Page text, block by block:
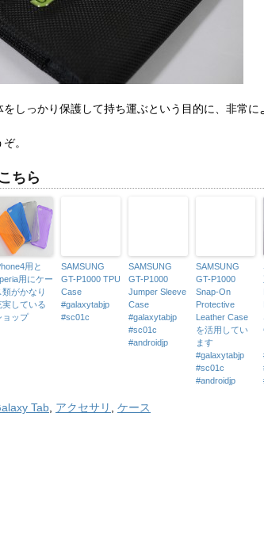
をしっかり保護して持ち運ぶという目的に、非常に
。
ちら
用と
用にケー
類がかなり
実している
ョップ
SAMSUNG
GT-P1000 TPU
Case
#galaxytabjp
#sc01c
SAMSUNG
GT-P1000
Jumper Sleeve
Case
#galaxytabjp
#sc01c
#androidjp
SAMSUNG
GT-P1000
Snap-On
Protective
Leather Case
を活用してい
ます
#galaxytabjp
#sc01c
#androidjp
Tab アクセサリ ケース